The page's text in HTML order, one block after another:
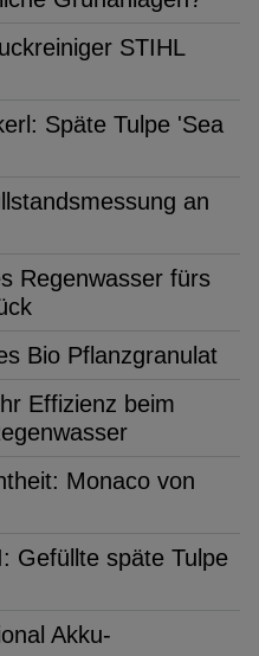
STIHL
Späte Tulpe 'Sea
an
Regenwasser fürs
Bio Pflanzgranulat
Effizienz beim
Monaco von
Gefüllte späte Tulpe
Akku-